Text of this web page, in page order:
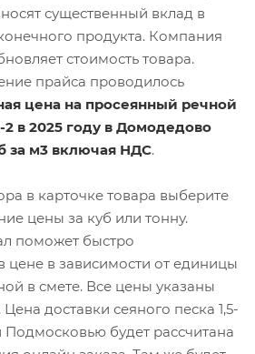
существенный вклад в
продукта. Компания
стоимость товара.
прайса проводилось
цена на просеянный речной
в 2025 году в Домодедово
за м3 включая НДС.
в карточке товара выберите
цены за куб или тонну.
поможет быстро
цене в зависимости от единицы
в смете. Все цены указаны
Цена доставки сеяного песка 1,5-
будет рассчитана